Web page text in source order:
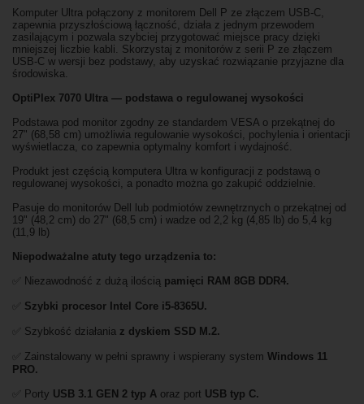
Komputer Ultra połączony z monitorem Dell P ze złączem USB-C,
zapewnia przyszłościową łączność, działa z jednym przewodem
zasilającym i pozwala szybciej przygotować miejsce pracy dzięki
mniejszej liczbie kabli. Skorzystaj z monitorów z serii P ze złączem
USB-C w wersji bez podstawy, aby uzyskać rozwiązanie przyjazne dla
środowiska.
OptiPlex 7070 Ultra — podstawa o regulowanej wysokości
Podstawa pod monitor zgodny ze standardem VESA o przekątnej do
27" (68,58 cm) umożliwia regulowanie wysokości, pochylenia i orientacji
wyświetlacza, co zapewnia optymalny komfort i wydajność.
Produkt jest częścią komputera Ultra w konfiguracji z podstawą o
regulowanej wysokości, a ponadto można go zakupić oddzielnie.
Pasuje do monitorów Dell lub podmiotów zewnętrznych o przekątnej od
19" (48,2 cm) do 27" (68,5 cm) i wadze od 2,2 kg (4,85 lb) do 5,4 kg
(11,9 lb)
Niepodważalne atuty tego urządzenia to:
✅ Niezawodność z dużą ilością pamięci RAM 8GB DDR4.
Szybki procesor Intel Core i5-8365U.
✅ Szybkość działania z dyskiem SSD M.2.
✅ Zainstalowany w pełni sprawny i wspierany system Windows 11
PRO.
✅ Porty USB 3.1 GEN 2 typ A oraz port USB typ C.